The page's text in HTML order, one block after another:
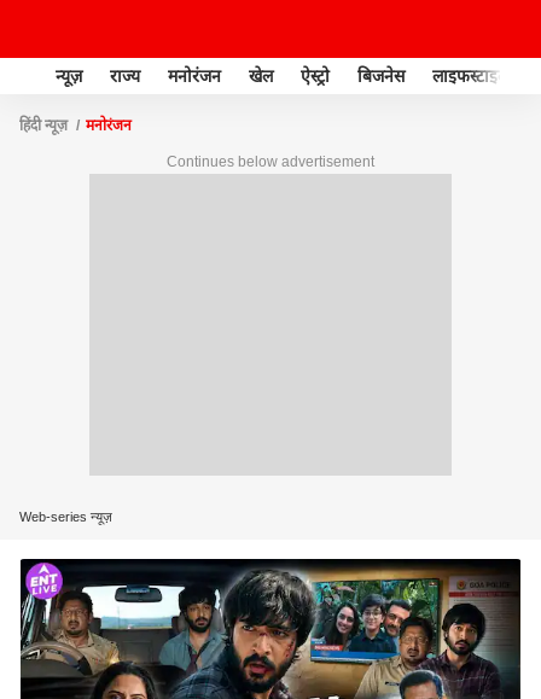
न्यूज़ राज्य मनोरंजन खेल ऐस्ट्रो बिजनेस लाइफस्टाइल
हिंदी न्यूज़ मनोरंजन
Continues below advertisement
Web-series न्यूज़